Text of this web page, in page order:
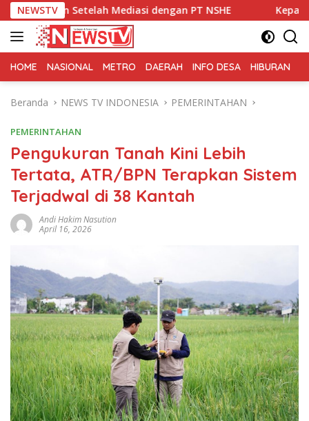
Langsung
ke
konten
NEWSTV
Mediasi dengan PT NSHE Kepala KUA
HOME NASIONAL METRO DAERAH INFO DESA HIBURAN
Beranda NEWS TV INDONESIA PEMERINTAHAN
PEMERINTAHAN
Pengukuran Tanah Kini Lebih
Tertata, ATR/BPN Terapkan Sistem
Terjadwal di 38 Kantah
Andi Hakim Nasution
April 16, 2026